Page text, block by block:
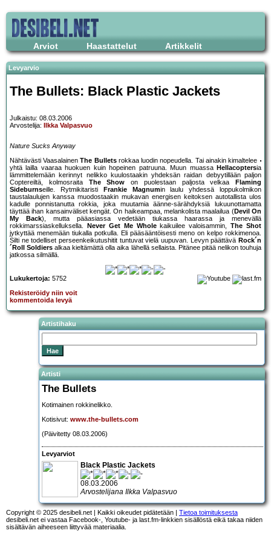
Arviot Haastattelut Artikkelit
Levyarvio
The Bullets: Black Plastic Jackets
Julkaistu: 08.03.2006
Arvostelija:
Ilkka Valpasvuo
Nature Sucks Anyway
Nähtävästi VaasalainenThe Bulletsrokkaa luodin nopeudella. Tai ainakin kimaltelee
yhtä lailla vaaraa huokuen kuin hopeinen patruuna. Muun muassa Hellacoptersia
lämmittelemään kerinnyt nelikko kuulostaakin yhdeksän raidan debyytillään paljon
Coptereiltä, kolmosraita The Show on puolestaan paljosta velkaa
Flaming
Sideburnseille. Rytmikitaristi Frankie Magnumin laulu yhdessä loppukolmikon
taustalaulujen kanssa muodostaakin mukavan energisen keitoksen autotallista ulos
kadulle ponnistanutta rokkia, joka muutamia äänne-särähdyksiä lukuunottamatta
täyttää ihan kansainväliset kengät. On haikeampaa, melankolista maalailua (Devil On
My Back), mutta pääasiassa vedetään tiukassa haarassa ja menevällä
rokkimarssiaskelluksella.
Never Get Me Wholekaikuilee valoisammin,The Shot
jytkyttää menemään tiukalla potkulla. Eli pääsääntöisesti meno on kelpo rokkimenoa.
Silti ne todelliset perseenkeikutushitit tuntuvat vielä uupuvan. Levyn päättävä Rock´n
´Roll Soldiers alkaa kieltämättä olla aika lähellä sellaista. Pitänee pitää nelikon touhuja
jatkossa silmällä.
Lukukertoja: 5752
Rekisteröidy niin voit
kommentoida levyä
Artistihaku
Artisti
The Bullets
Kotimainen rokkinelikko.
Kotisivut: www.the-bullets.com
(Päivitetty 08.03.2006)
Levyarviot
Black Plastic Jackets
08.03.2006
Arvostelijana Ilkka Valpasvuo
Copyright © 2025 desibeli.net | Kaikki oikeudet pidätetään | Tietoa toimituksesta
desibeli.net ei vastaa Facebook-, Youtube- ja last.fm-linkkien sisällöstä eikä takaa niiden
sisältävän aiheeseen liittyvää materiaalia.